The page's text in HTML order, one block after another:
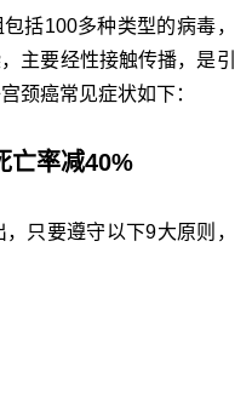
括100多种类型的病毒，
主要经性接触传播，是引
颈癌常见症状如下：
亡率减40%
只要遵守以下9大原则，